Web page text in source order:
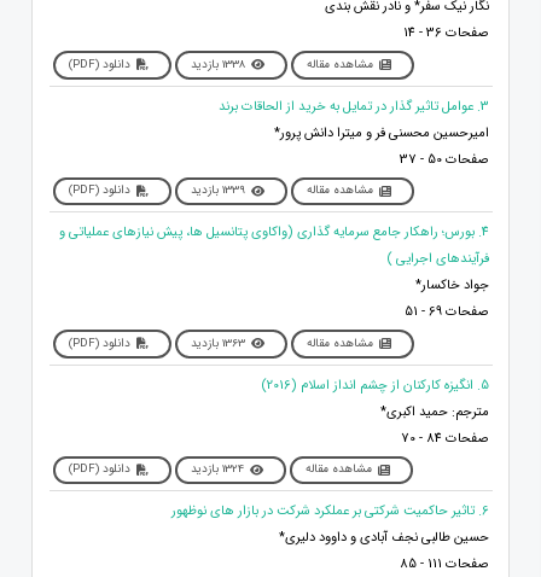
نگار نیک سفر* و نادر نقش بندی
صفحات 36 - 14
مشاهده مقاله 1338 بازدید دانلود (PDF)
3. عوامل تاثیر گذار در تمایل به خرید از الحاقات برند
امیرحسین محسنی فر و میترا دانش پرور*
صفحات 50 - 37
مشاهده مقاله 1339 بازدید دانلود (PDF)
4. بورس؛ راهکار جامع سرمایه گذاری (واکاوی پتانسیل ها، پیش نیازهای عملیاتی و
فرآیندهای اجرایی )
جواد خاکسار*
صفحات 69 - 51
مشاهده مقاله 1363 بازدید دانلود (PDF)
5. انگیزه کارکنان از چشم انداز اسلام (2016)
مترجم: حمید اکبری*
صفحات 84 - 70
مشاهده مقاله 1324 بازدید دانلود (PDF)
6. تاثیر حاکمیت شرکتی بر عملکرد شرکت در بازار های نوظهور
حسین طالبی نجف آبادی و داوود دلیری*
صفحات 111 - 85